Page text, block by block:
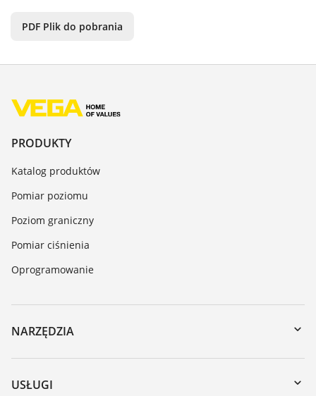
PDF Plik do pobrania
PRODUKTY
Katalog produktów
Pomiar poziomu
Poziom graniczny
Pomiar ciśnienia
Oprogramowanie
NARZĘDZIA
Do pobrania
Wyszukiwanie po numerze seryjnym
USŁUGI